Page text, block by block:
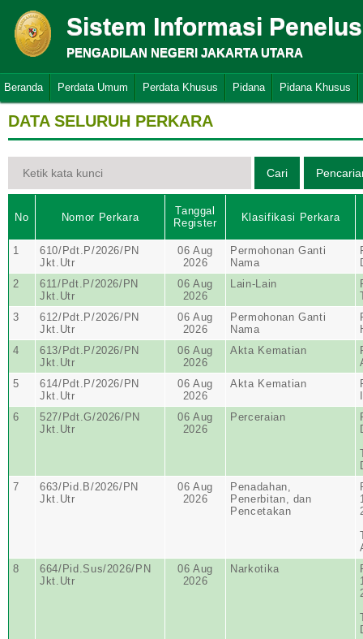
Sistem Informasi
PENGADILAN NEGERI JAKARTA UTARA
Beranda Perdata Umum Perdata Khusus Pidana Pidana Khusus
DATA SELURUH PERKARA
No Nomor Perkara
Tanggal
Register
Klasifikasi Perkara
1
610/Pdt.P/2026/PN
Jkt.Utr
06 Aug
2026
Permohonan Ganti
Nama
2
611/Pdt.P/2026/PN
Jkt.Utr
06 Aug
2026
Lain-Lain
3
612/Pdt.P/2026/PN
Jkt.Utr
06 Aug
2026
Permohonan Ganti
Nama
4
613/Pdt.P/2026/PN
Jkt.Utr
06 Aug
2026
Akta Kematian
5
614/Pdt.P/2026/PN
Jkt.Utr
06 Aug
2026
Akta Kematian
6
527/Pdt.G/2026/PN
Jkt.Utr
06 Aug
2026
Perceraian
7
663/Pid.B/2026/PN
Jkt.Utr
06 Aug
2026
Penadahan,
Penerbitan, dan
Pencetakan
8
664/Pid.Sus/2026/PN
Jkt.Utr
06 Aug
2026
Narkotika